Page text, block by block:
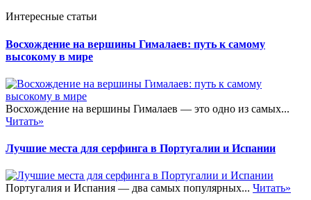
Интересные статьи
Восхождение на вершины Гималаев: путь к самому
высокому в мире
Восхождение на вершины Гималаев — это одно из самых...
Читать»
Лучшие места для серфинга в Португалии и Испании
Португалия и Испания — два самых популярных... Читать»